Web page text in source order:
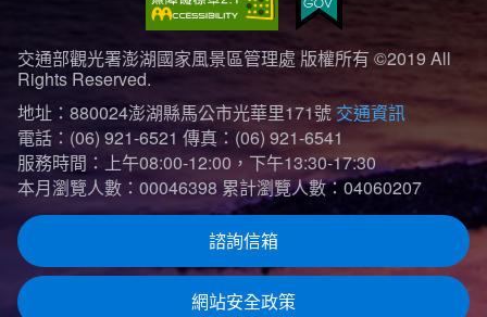
交通部觀光署澎湖國家風景區管理處 版權所有 ©2019 All
Rights Reserved.
地址：880024澎湖縣馬公市光華里171號 交通資訊
電話：(06) 921-6521 傳真：(06) 921-6541
服務時間：上午08:00-12:00，下午13:30-17:30
本月瀏覽人數：00046398 累計瀏覽人數：04060207
諮詢信箱
網站安全政策